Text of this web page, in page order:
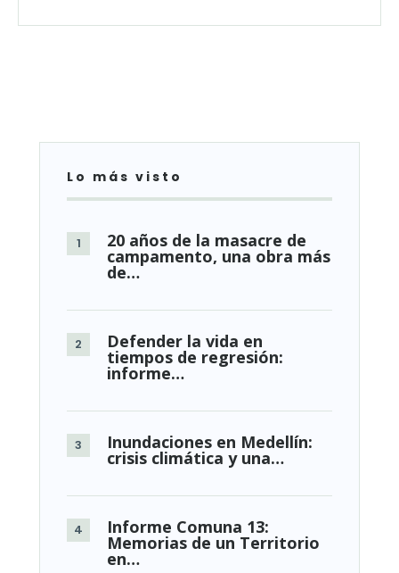
Lo más visto
20 años de la masacre de
campamento, una obra más
de…
Defender la vida en
tiempos de regresión:
informe…
Inundaciones en Medellín:
crisis climática y una…
Informe Comuna 13:
Memorias de un Territorio
en…